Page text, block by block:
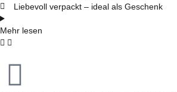
Liebevoll verpackt – ideal als Geschenk
Mehr lesen